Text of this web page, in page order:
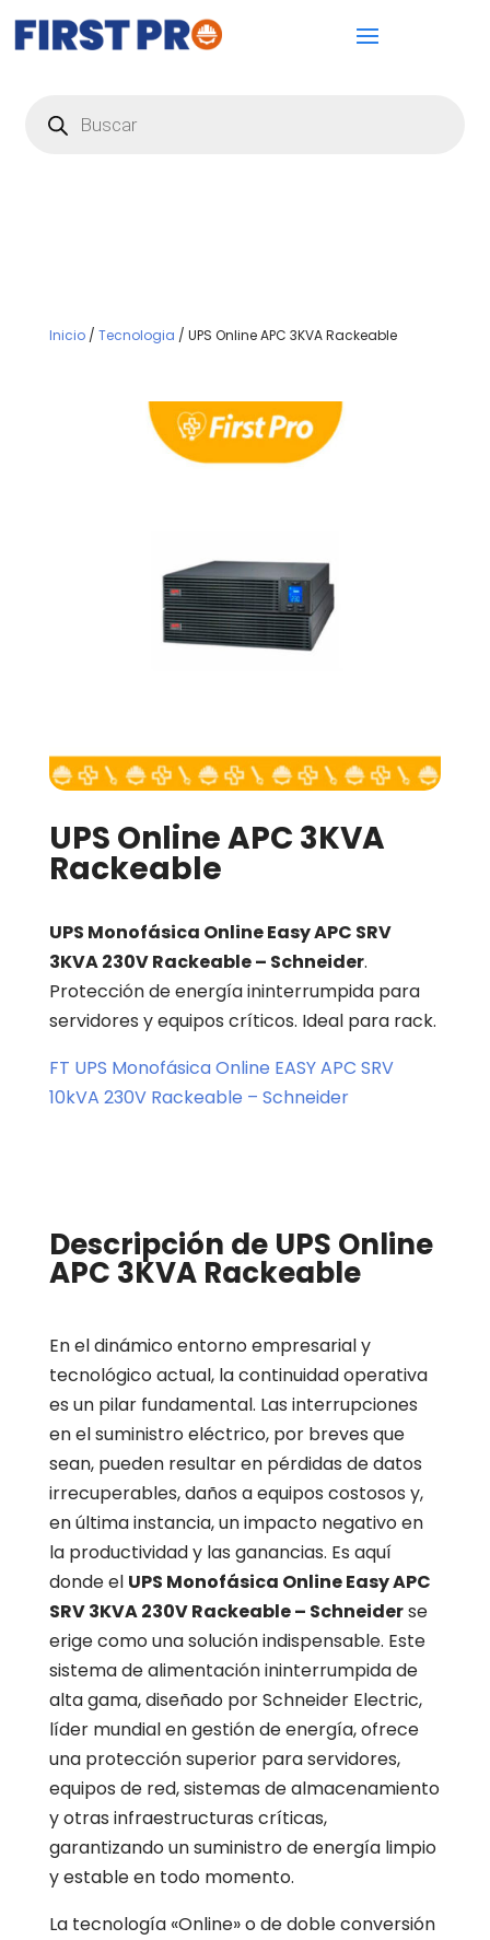
productos
Inicio/ Tecnologia / UPS Online APC 3KVA Rackeable
UPS Online APC 3KVA
Rackeable
UPS Monofásica Online Easy APC SRV
3KVA 230V Rackeable – Schneider.
Protección de energía ininterrumpida para
servidores y equipos críticos. Ideal para rack.
FT UPS Monofásica Online EASY APC SRV
10kVA 230V Rackeable – Schneider
Descripción de UPS Online
APC 3KVA Rackeable
En el dinámico entorno empresarial y
tecnológico actual, la continuidad operativa
es un pilar fundamental. Las interrupciones
en el suministro eléctrico, por breves que
sean, pueden resultar en pérdidas de datos
irrecuperables, daños a equipos costosos y,
en última instancia, un impacto negativo en
la productividad y las ganancias. Es aquí
donde el UPS Monofásica Online Easy APC
SRV 3KVA 230V Rackeable – Schneiderse
erige como una solución indispensable. Este
sistema de alimentación ininterrumpida de
alta gama, diseñado por Schneider Electric,
líder mundial en gestión de energía, ofrece
una protección superior para servidores,
equipos de red, sistemas de almacenamiento
y otras infraestructuras críticas,
garantizando un suministro de energía limpio
y estable en todo momento.
La tecnología «Online» o de doble conversión